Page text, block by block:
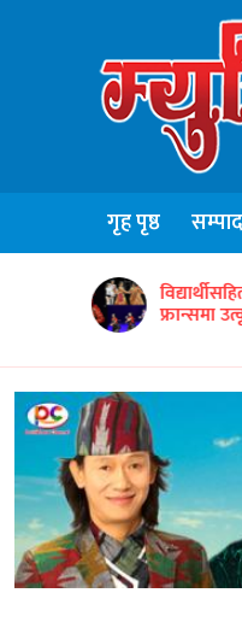
गृह पृष्ठ
एभरग्रिन
जना